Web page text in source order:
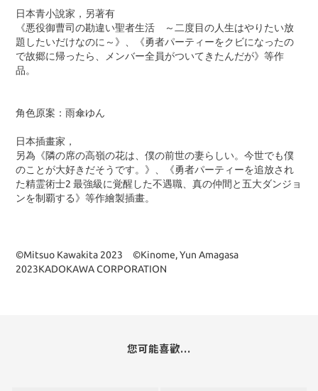
日本青小說家，另著有
《悪役御曹司の勘違い聖者生活 ～二度目の人生はやりたい放
題したいだけなのに～》、《勇者パーティーをクビになったの
で故郷に帰ったら、メンバー全員がついてきたんだが》等作
品。
角色原案：雨傘ゆん
日本插畫家，
另為《隣の席の高嶺の花は、僕の前世の妻らしい。今世でも僕
のことが大好きだそうです。》、《勇者パーティーを追放され
た精霊術士2 最強級に覚醒した不遇職、真の仲間と五大ダンジョ
ンを制覇する》等作繪製插畫。
©Mitsuo Kawakita 2023 ©Kinome, Yun Amagasa
2023KADOKAWA CORPORATION
您可能喜歡...